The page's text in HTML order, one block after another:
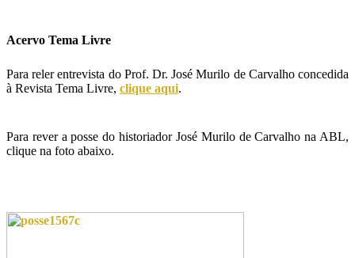
Acervo Tema Livre
Para reler entrevista do Prof. Dr. José Murilo de Carvalho concedida
à Revista Tema Livre, clique aqui.
Para rever a posse do historiador José Murilo de Carvalho na ABL,
clique na foto abaixo.